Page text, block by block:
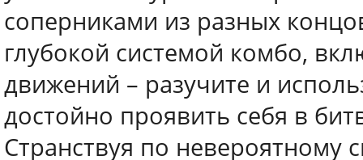
соперниками из разных
глубокой системой комбо,
движений – разучите и
достойно проявить себя в
Странствуя по невероятному